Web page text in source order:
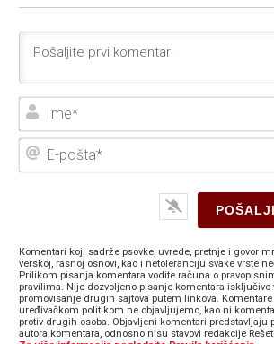
Komentari koji sadrže psovke, uvrede, pretnje i govor
verskoj, rasnoj osnovi, kao i netoleranciju svake vrste
Prilikom pisanja komentara vodite računa o
pravilima. Nije dozvoljeno pisanje komentara
promovisanje drugih sajtova putem linkova.
uređivačkom politikom ne objavljujemo, kao ni
protiv drugih osoba. Objavljeni komentari predstavljaju
autora komentara, odnosno nisu stavovi redakcije